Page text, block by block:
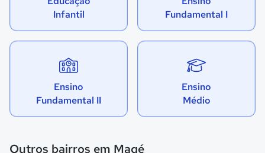
Infantil
Fundamental I
Ensino
Fundamental II
Ensino
Médio
Outros bairros em Magé